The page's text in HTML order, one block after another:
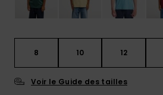
8 10 12
Voir le Guide des tailles